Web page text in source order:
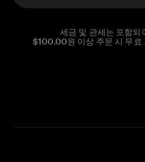
세금 및 관세는 포함되
$100.00원 이상 주문 시 무료